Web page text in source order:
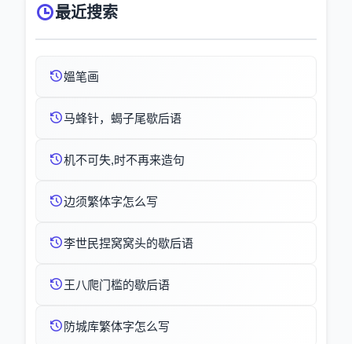
最近搜索
媼笔画
马蜂针，蝎子尾歇后语
机不可失,时不再来造句
边须繁体字怎么写
李世民捏窝窝头的歇后语
王八爬门槛的歇后语
防城库繁体字怎么写